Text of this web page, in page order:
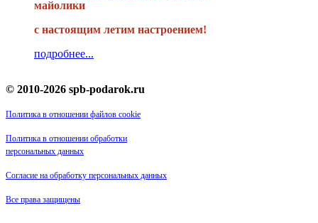
майолики
с настоящим летим настроением!
подробнее...
© 2010-2026 spb-podarok.ru
Политика в отношении файлов cookie
Политика в отношении обработки
персональных данных
Согласие на обработку персональных данных
Все права защищены